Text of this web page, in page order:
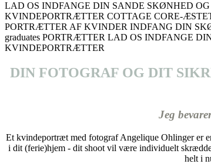
LAD OS INDFANGE DIN SANDE SKØNHED
KVINDEPORTRÆTTER COTTAGE CORE-
PORTRÆTTER AF KVINDER INDFANG DIN
graduates PORTRÆTTER LAD OS INDFANGE
KVINDEPORTRÆTTER
DIN FOTOGRAF OG DIT
Jeg
Et kvindeportræt med fotograf Angelique Ohlinger er
i dit (ferie)hjem - dit shoot vil være individuelt
helt i